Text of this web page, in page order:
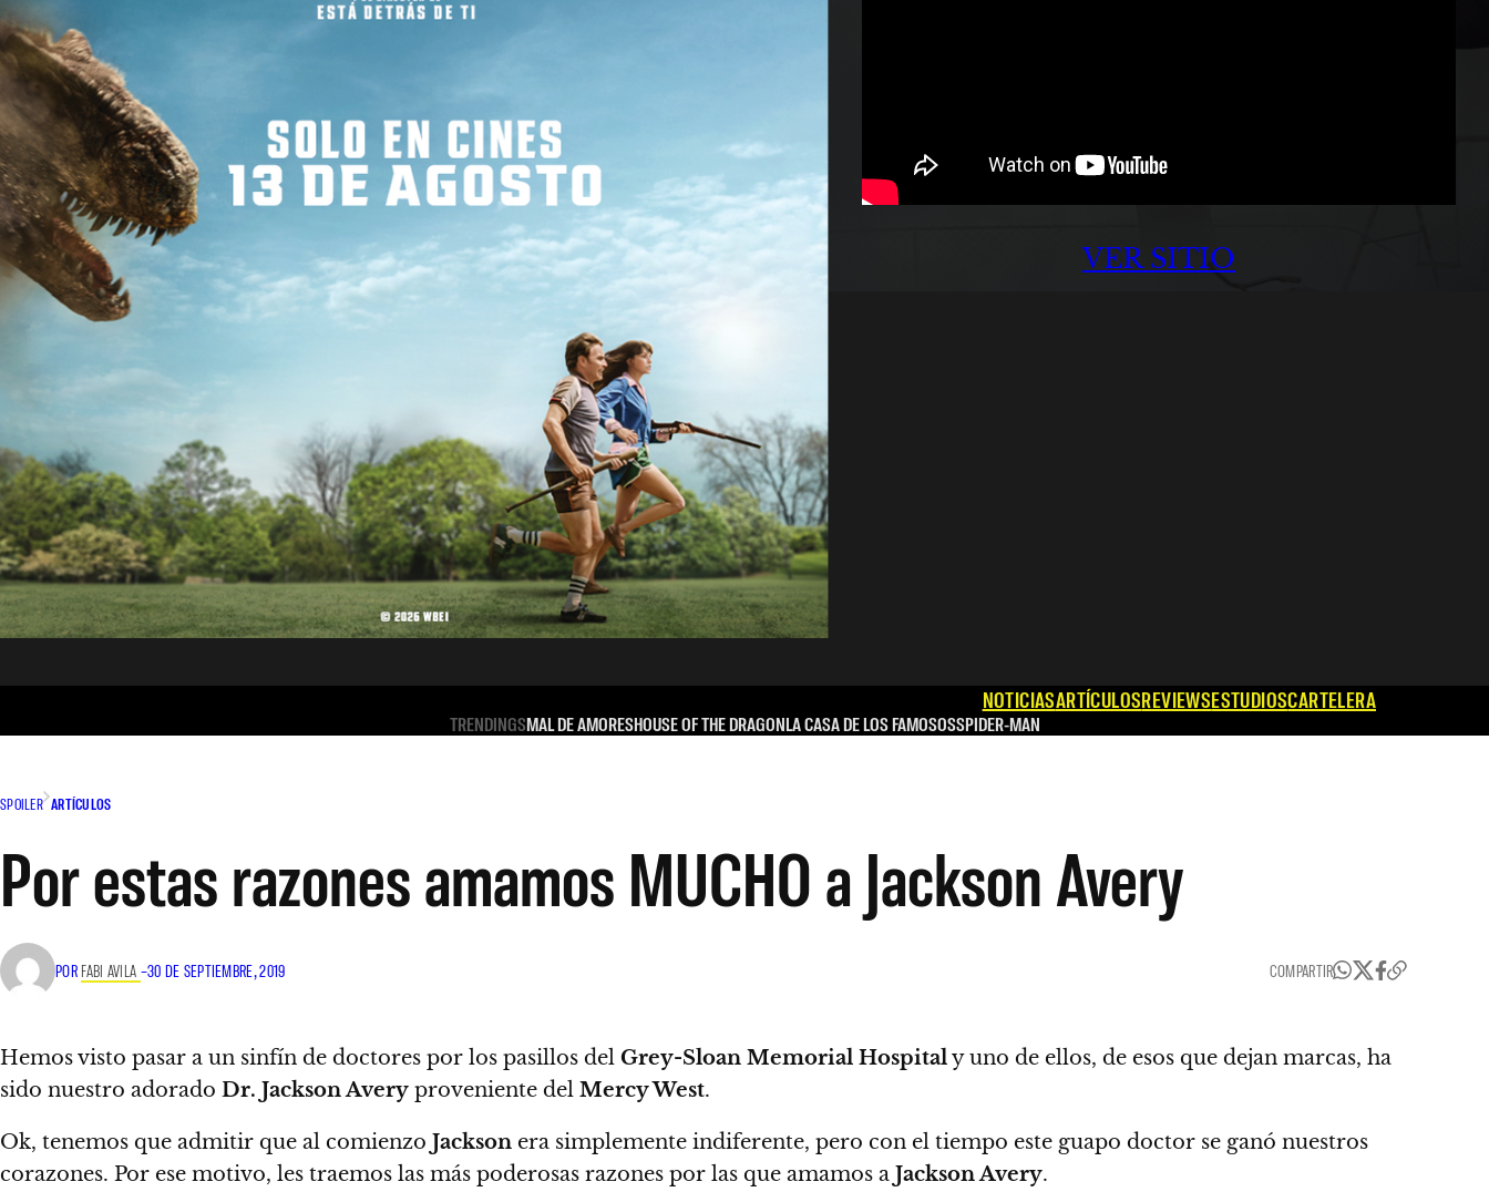
VER SITIO
NOTICIASARTÍCULOSREVIEWSESTUDIOSCARTELERA
TRENDINGSMAL DE AMORESHOUSE OF THE DRAGONLA CASA DE LOS FAMOSOSSPIDER-MAN
SPOILER ARTÍCULOS
Por estas razones amamos MUCHO a Jackson Avery
POR FABI AVILA –30 DE SEPTIEMBRE, 2019 COMPARTIR
Hemos visto pasar a un sinfín de doctores por los pasillos del Grey-Sloan Memorial Hospitaly uno de ellos, de esos que dejan marcas, ha
sido nuestro adorado Dr. Jackson Avery proveniente del Mercy West.
Ok, tenemos que admitir que al comienzo Jackson era simplemente indiferente, pero con el tiempo este guapo doctor se ganó nuestros
corazones. Por ese motivo, les traemos las más poderosas razones por las que amamos a Jackson Avery.